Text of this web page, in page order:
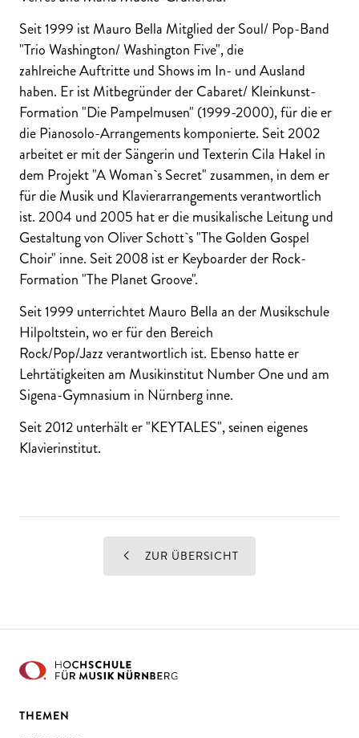
Seit 1999 ist Mauro Bella Mitglied der Soul/ Pop-Band
"Trio Washington/ Washington Five", die
zahlreiche Auftritte und Shows im In- und Ausland
haben. Er ist Mitbegründer der Cabaret/ Kleinkunst-
Formation "Die Pampelmusen" (1999-2000), für die er
die Pianosolo-Arrangements komponierte. Seit 2002
arbeitet er mit der Sängerin und Texterin Cila Hakel in
dem Projekt "A Woman`s Secret" zusammen, in dem er
für die Musik und Klavierarrangements verantwortlich
ist. 2004 und 2005 hat er die musikalische Leitung und
Gestaltung von Oliver Schott`s "The Golden Gospel
Choir" inne. Seit 2008 ist er Keyboarder der Rock-
Formation "The Planet Groove".
Seit 1999 unterrichtet Mauro Bella an der Musikschule
Hilpoltstein, wo er für den Bereich
Rock/Pop/Jazz verantwortlich ist. Ebenso hatte er
Lehrtätigkeiten am Musikinstitut Number One und am
Sigena-Gymnasium in Nürnberg inne.
Seit 2012 unterhält er "KEYTALES", seinen eigenes
Klavierinstitut.
ZUR ÜBERSICHT
THEMEN